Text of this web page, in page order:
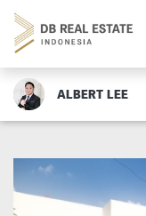
ALBERT LEE